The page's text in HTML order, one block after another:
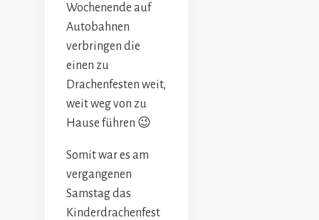
Wochenende auf
Autobahnen
verbringen die
einen zu
Drachenfesten weit,
weit weg von zu
Hause führen 😉
Somit war es am
vergangenen
Samstag das
Kinderdrachenfest